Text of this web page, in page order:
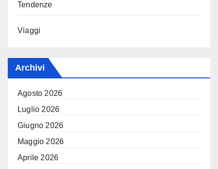
Tendenze
Viaggi
Archivi
Agosto 2026
Luglio 2026
Giugno 2026
Maggio 2026
Aprile 2026